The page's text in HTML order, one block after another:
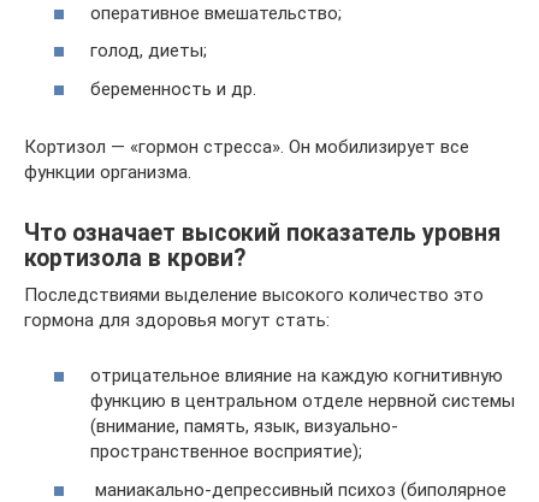
оперативное вмешательство;
голод, диеты;
беременность и др.
Кортизол — «гормон стресса». Он мобилизирует все
функции организма.
Что означает высокий показатель уровня
кортизола в крови?
Последствиями выделение высокого количество это
гормона для здоровья могут стать:
отрицательное влияние на каждую когнитивную
функцию в центральном отделе нервной системы
(внимание, память, язык, визуально-
пространственное восприятие);
маниакально-депрессивный психоз (биполярное